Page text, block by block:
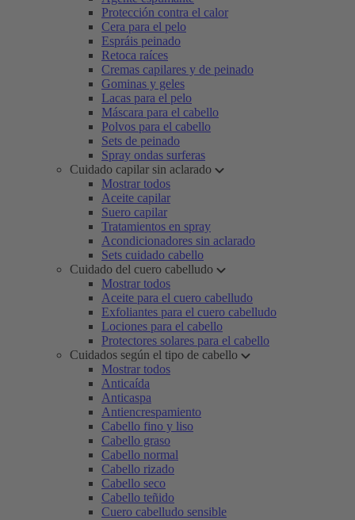
Protección contra el calor
Cera para el pelo
Espráis peinado
Retoca raíces
Cremas capilares y de peinado
Gominas y geles
Lacas para el pelo
Máscara para el cabello
Polvos para el cabello
Sets de peinado
Spray ondas surferas
Cuidado capilar sin aclarado
Mostrar todos
Aceite capilar
Suero capilar
Tratamientos en spray
Acondicionadores sin aclarado
Sets cuidado cabello
Cuidado del cuero cabelludo
Mostrar todos
Aceite para el cuero cabelludo
Exfoliantes para el cuero cabelludo
Lociones para el cabello
Protectores solares para el cabello
Cuidados según el tipo de cabello
Mostrar todos
Anticaída
Anticaspa
Antiencrespamiento
Cabello fino y liso
Cabello graso
Cabello normal
Cabello rizado
Cabello seco
Cabello teñido
Cuero cabelludo sensible